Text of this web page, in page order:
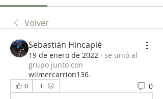
Volver
Sebastián Hincapié
19 de enero de 2022 · se unió al
grupo junto con
wilmercarrion136.
0 0